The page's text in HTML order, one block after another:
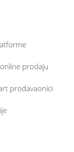
prodaju
prodavaonici